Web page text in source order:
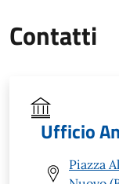
Contatti
Ufficio
Piazza